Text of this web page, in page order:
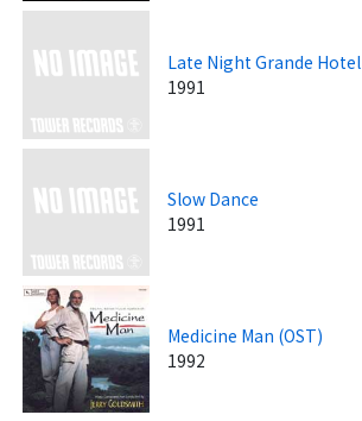
Late Night Grande Hotel
1991
Slow Dance
1991
Medicine Man (OST)
1992